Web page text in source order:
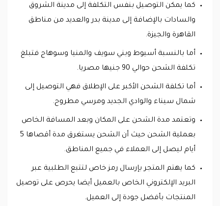
كما يمكن التوصيل بنفس التكلفة إلى مدينة الشروق
والسادات بالإضافة إلى مدينة بدر والعديد من مناطق
القاهرة والجيزة.
أما بالنسبة أسيوط وبني سويف والمنيا وسوهاج فتبلغ
تكلفة الشحن حوالي 90 جنيها مصريا.
أما تكلفة الشحن الأكبر على الإطلاق فهي التوصيل إلى
شمال سيناء والوادي الجديد ومرسي مطروح.
وتعتمد مدة الشحن على المكان وبعد المسافة الخاص
بعملية الشحن حيث أن الشحن يستغرق مدة أقصاها 5
أيام ليصل إلى العملاء في جميع المناطق.
كما يهتم المتجر بإرسال رمز خاص لتتبع الطلبية عبر
البريد الإلكتروني الخاص بالعميل أيضا يحرص على توصيل
المنتجات بأفضل جودة إلى العميل.